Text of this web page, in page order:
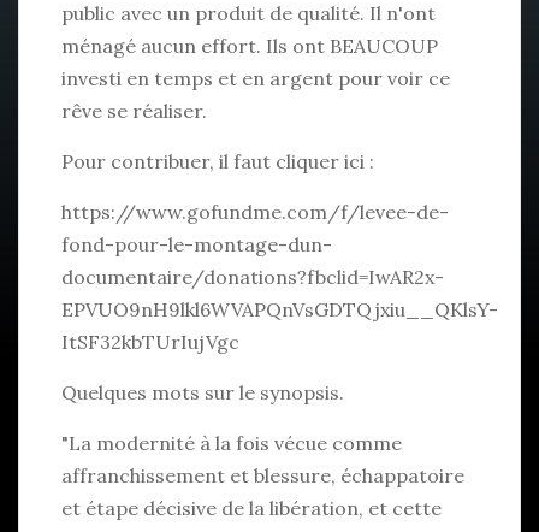
public avec un produit de qualité. Il n'ont
ménagé aucun effort. Ils ont BEAUCOUP
investi en temps et en argent pour voir ce
rêve se réaliser.
Pour contribuer, il faut cliquer ici :
https://www.gofundme.com/f/levee-de-
fond-pour-le-montage-dun-
documentaire/donations?fbclid=IwAR2x-
EPVUO9nH9lkl6WVAPQnVsGDTQjxiu__QKlsY-
ItSF32kbTUrIujVgc
Quelques mots sur le synopsis.
"La modernité à la fois vécue comme
affranchissement et blessure, échappatoire
et étape décisive de la libération, et cette